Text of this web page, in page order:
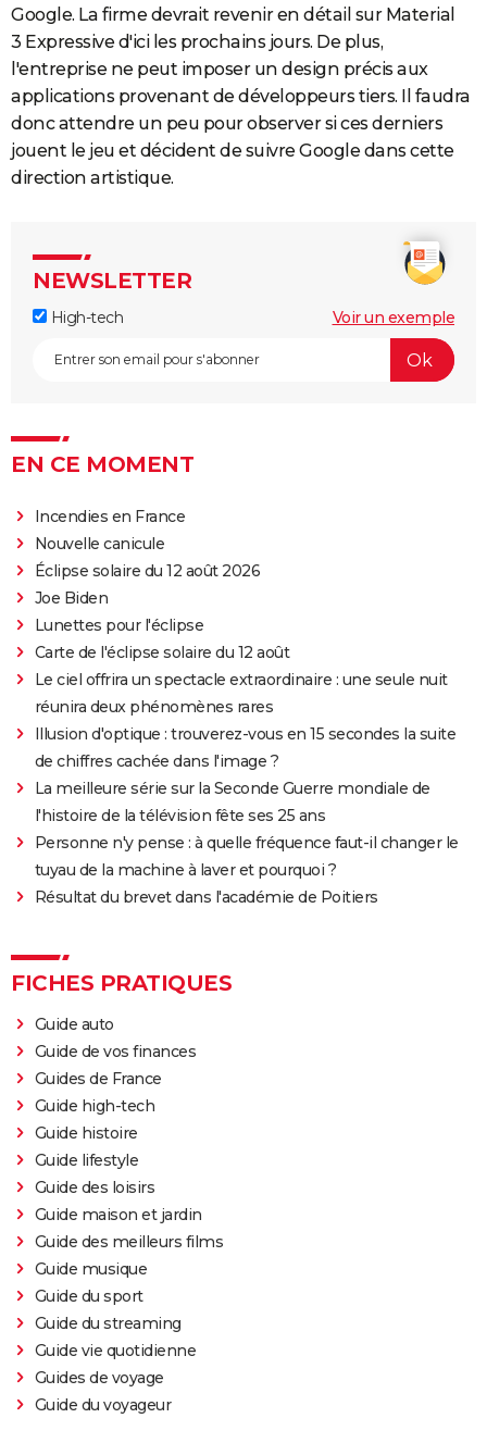
Google. La firme devrait revenir en détail sur Material
3 Expressive d'ici les prochains jours. De plus,
l'entreprise ne peut imposer un design précis aux
applications provenant de développeurs tiers. Il faudra
donc attendre un peu pour observer si ces derniers
jouent le jeu et décident de suivre Google dans cette
direction artistique.
NEWSLETTER
High-tech Voir un exemple
EN CE MOMENT
Incendies en France
Nouvelle canicule
Éclipse solaire du 12 août 2026
Joe Biden
Lunettes pour l'éclipse
Carte de l'éclipse solaire du 12 août
Le ciel offrira un spectacle extraordinaire : une seule nuit
réunira deux phénomènes rares
Illusion d'optique : trouverez-vous en 15 secondes la suite
de chiffres cachée dans l'image ?
La meilleure série sur la Seconde Guerre mondiale de
l'histoire de la télévision fête ses 25 ans
Personne n'y pense : à quelle fréquence faut-il changer le
tuyau de la machine à laver et pourquoi ?
Résultat du brevet dans l'académie de Poitiers
FICHES PRATIQUES
Guide auto
Guide de vos finances
Guides de France
Guide high-tech
Guide histoire
Guide lifestyle
Guide des loisirs
Guide maison et jardin
Guide des meilleurs films
Guide musique
Guide du sport
Guide du streaming
Guide vie quotidienne
Guides de voyage
Guide du voyageur